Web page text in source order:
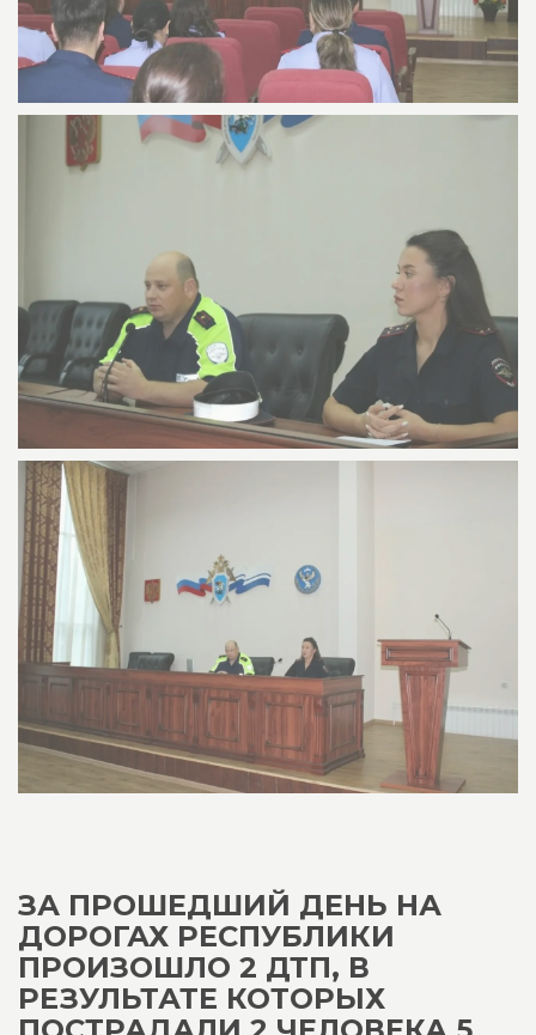
ЗА ПРОШЕДШИЙ ДЕНЬ НА
ДОРОГАХ РЕСПУБЛИКИ
ПРОИЗОШЛО 2 ДТП, В
РЕЗУЛЬТАТЕ КОТОРЫХ